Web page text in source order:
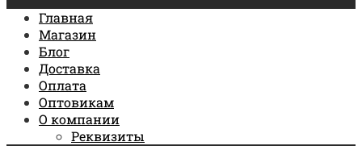
Главная
Магазин
Блог
Доставка
Оплата
Оптовикам
О компании
Реквизиты